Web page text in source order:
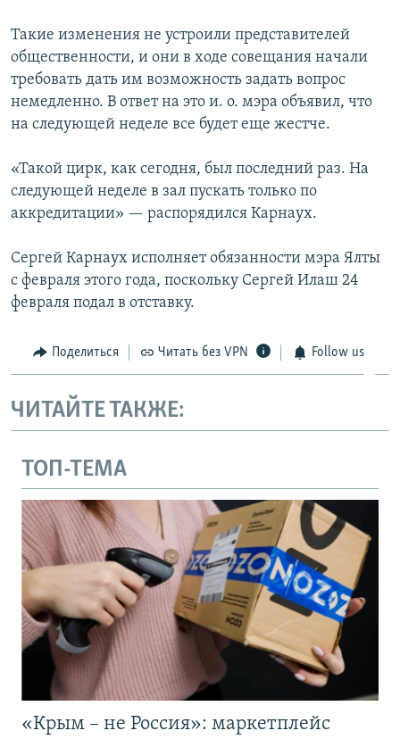
Такие изменения не устроили представителей
общественности, и они в ходе совещания начали
требовать дать им возможность задать вопрос
немедленно. В ответ на это и. о. мэра объявил, что
на следующей неделе все будет еще жестче.
«Такой цирк, как сегодня, был последний раз. На
следующей неделе в зал пускать только по
аккредитации» — распорядился Карнаух.
Сергей Карнаух исполняет обязанности мэра Ялты
с февраля этого года, поскольку Сергей Илаш 24
февраля подал в отставку.
Поделиться Читать без VPN Follow us
ЧИТАЙТЕ ТАКЖЕ:
ТОП-ТЕМА
«Крым – не Россия»: маркетплейс